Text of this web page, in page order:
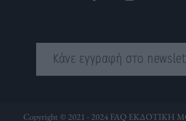
Κάνε εγγραφή στο
Copyright © 2021 - 2024 FAQ ΕΚΔΟΤΙΚΗ